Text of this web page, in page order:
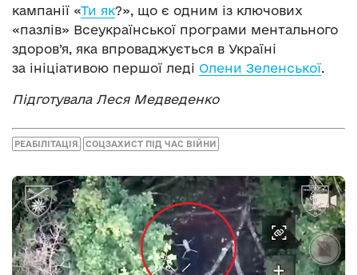
кампанії «Ти як?», що є одним із ключових
«пазлів» Всеукраїнської програми ментального
здоров’я, яка впроваджується в Україні
за ініціативою першої леді Олени Зеленської.
Підготувала Леся Медведенко
РЕАБІЛІТАЦІЯ СОЦЗАХИСТ ПІД ЧАС ВІЙНИ